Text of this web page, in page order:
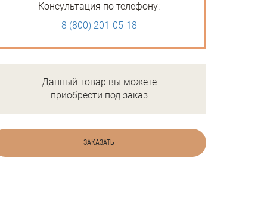
Консультация по телефону:
8 (800) 201-05-18
Данный товар вы можете
приобрести под заказ
ЗАКАЗАТЬ